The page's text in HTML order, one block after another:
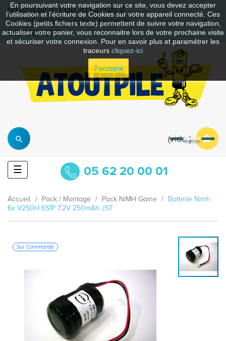
En poursuivant votre navigation sur ce site, vous devez accepter
l’utilisation et l'écriture de Cookies sur votre appareil connecté. Ces
Cookies (petits fichiers texte) permettent de suivre votre navigation,
actualiser votre panier, vous reconnaitre lors de votre prochaine visite
et sécuriser votre connexion. Pour en savoir plus et paramétrer les
traceurs cliquez-ici
J'accepte
BIENVENUE SUR ATOUTPILE
VOTRE PARTENAIRE ENERGIE
DEPUIS 1997
vide
Basculer
la
☰ 05 62 20 00 01
Accueil Pack / Montage Pack NiMH Gaine
Batterie Nimh
6x V250H 6S1P 7.2V 250mAh JST
Sur Commande